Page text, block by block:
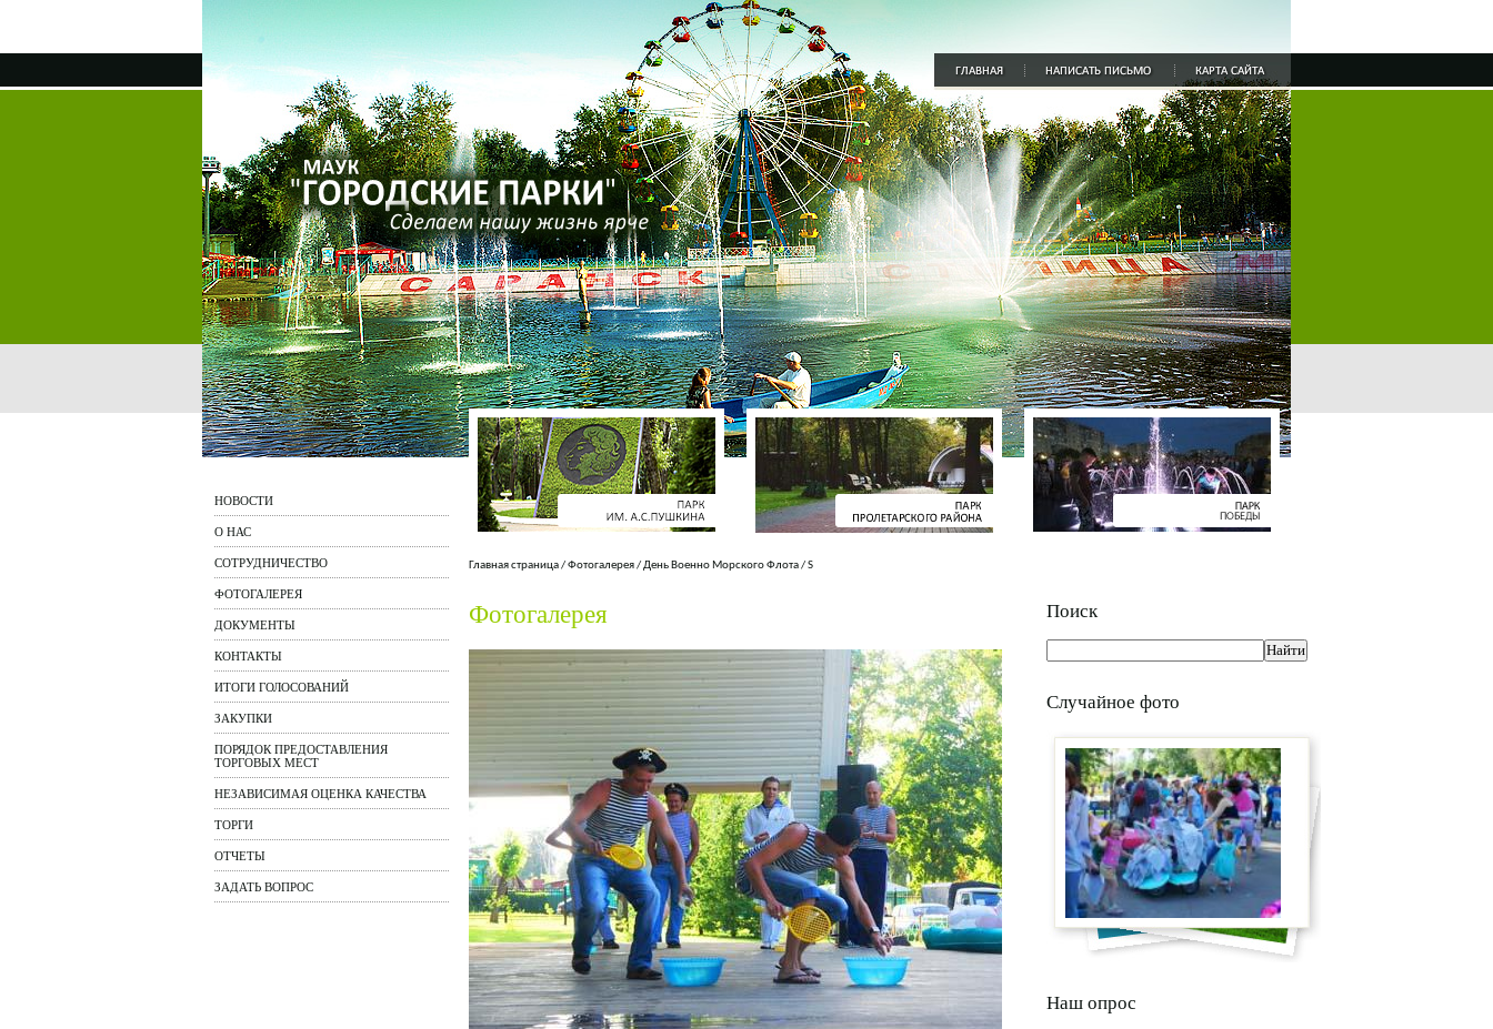
НОВОСТИ
О НАС
СОТРУДНИЧЕСТВО
ФОТОГАЛЕРЕЯ
ДОКУМЕНТЫ
КОНТАКТЫ
ИТОГИ ГОЛОСОВАНИЙ
ЗАКУПКИ
ПОРЯДОК ПРЕДОСТАВЛЕНИЯ
ТОРГОВЫХ МЕСТ
НЕЗАВИСИМАЯ ОЦЕНКА КАЧЕСТВА
ТОРГИ
ОТЧЕТЫ
ЗАДАТЬ ВОПРОС
Главная страница/Фотогалерея/День Военно Морского Флота/S
Фотогалерея Поиск
Случайное фото
Наш опрос